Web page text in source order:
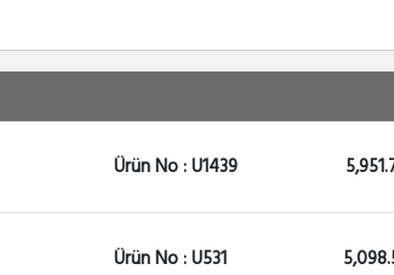
Ürün No : U1439
Ürün No : U531